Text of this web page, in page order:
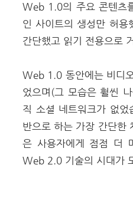
Web 1.0의 주요 콘텐츠
인 사이트의 생성만 허용
간단했고 읽기 전용으로
Web 1.0 동안에는 비디
었으며(그 모습은 훨씬
직 소셜 네트워크가 없었
반으로 하는 가장 간단한
은 사용자에게 점점 더
Web 2.0 기술의 시대가